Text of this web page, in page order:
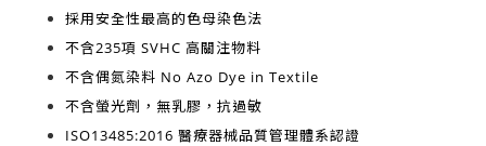
採用安全性最高的色母染色法
不含235項 SVHC 高關注物料
不含偶氮染料 No Azo Dye in Textile
不含螢光劑，無乳膠，抗過敏
ISO13485:2016 醫療器械品質管理體系認證